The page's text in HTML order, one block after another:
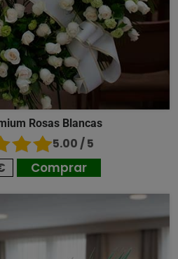
Rosas Blancas
5.00 / 5
Comprar